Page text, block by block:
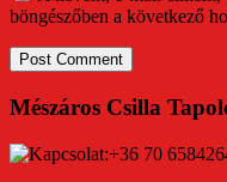
böngészőben a következő
Mészáros Csilla